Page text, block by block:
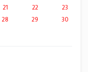
21 22
23
28 29
30